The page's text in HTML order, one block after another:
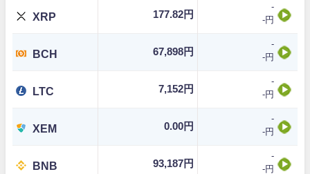
XRP 177.82円
-
-円
BCH 67,898円
-
-円
LTC 7,152円
-
-円
XEM 0.00円
-
-円
BNB 93,187円
-
-円